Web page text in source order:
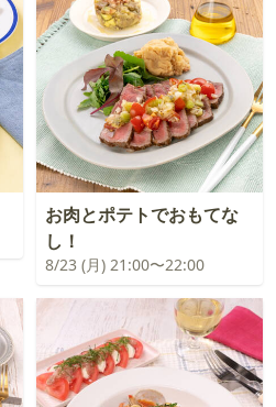
お肉とポテトでおもてな
し！
8/23 (月) 21:00〜22:00